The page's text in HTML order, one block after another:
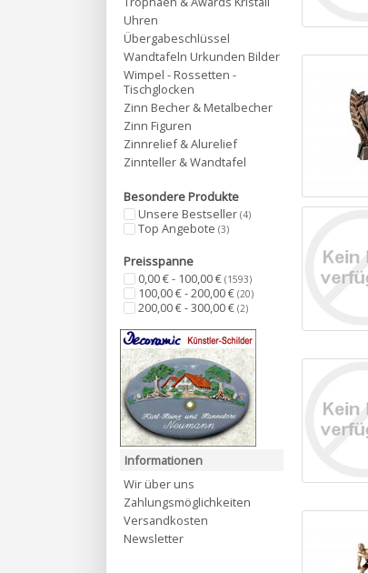
Uhren
Übergabeschlüssel
Wandtafeln Urkunden Bilder
Wimpel - Rossetten -
Tischglocken
Zinn Becher & Metalbecher
Zinn Figuren
Zinnrelief & Alurelief
Zinnteller & Wandtafel
Besondere Produkte
Unsere Bestseller (4)
Top Angebote (3)
Preisspanne
0,00 € - 100,00 € (1593)
100,00 € - 200,00 € (20)
200,00 € - 300,00 € (2)
Informationen
Wir über uns
Zahlungsmöglichkeiten
Versandkosten
Newsletter